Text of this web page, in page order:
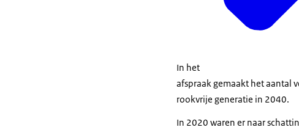
In het
afspraak gemaakt het aantal
rookvrije generatie in 2040.
In 2020 waren er naar